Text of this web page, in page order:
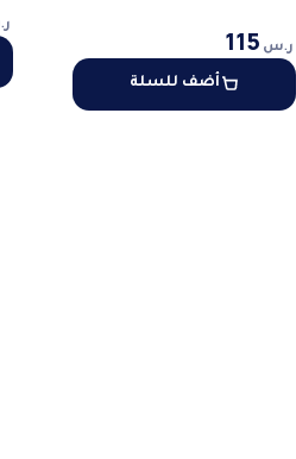
ر.س 115
أضف للسلة